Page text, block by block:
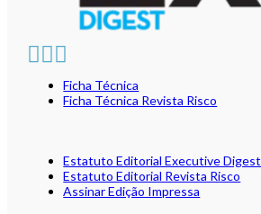
Ficha Técnica
Ficha Técnica Revista Risco
Estatuto Editorial Executive Digest
Estatuto Editorial Revista Risco
Assinar Edição Impressa